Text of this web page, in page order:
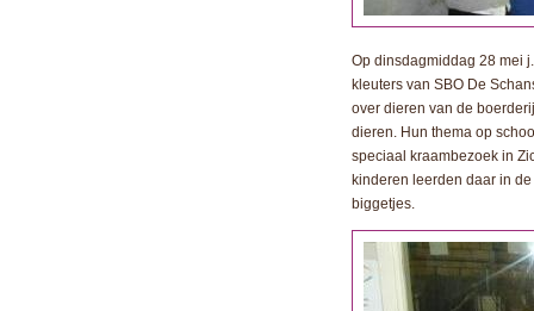
Op dinsdagmiddag 28 mei
kleuters van SBO De
over dieren van de
dieren. Hun thema op
speciaal kraambezoek in
kinderen leerden daar in
biggetjes.